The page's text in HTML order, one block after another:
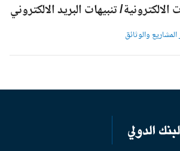
تنبيهات البريد الالكتروني
والوثائق